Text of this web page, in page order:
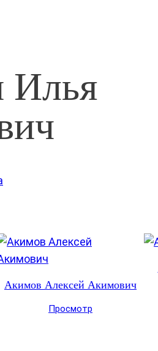
Илья
Акимов Алексей Акимович
Просмотр